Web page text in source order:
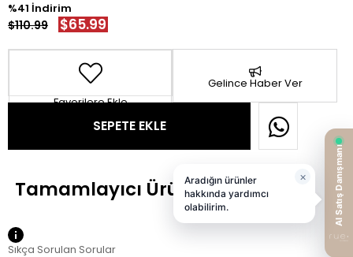
41
$110.99 $65.99
Favorilere Ekle
Gelince Haber Ver
Sıkça Sorulan Sorular